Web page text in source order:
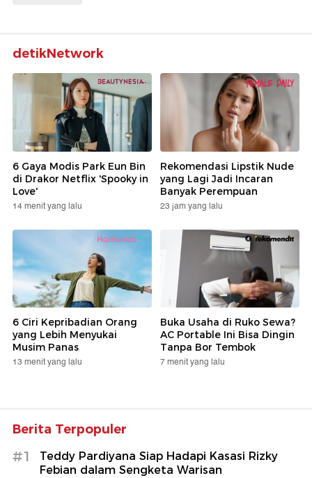
detikNetwork
6 Gaya Modis Park Eun Bin
di Drakor Netflix 'Spooky in
Love'
14 menit yang lalu
Rekomendasi Lipstik Nude
yang Lagi Jadi Incaran
Banyak Perempuan
23 jam yang lalu
6 Ciri Kepribadian Orang
yang Lebih Menyukai
Musim Panas
13 menit yang lalu
Buka Usaha di Ruko Sewa?
AC Portable Ini Bisa Dingin
Tanpa Bor Tembok
7 menit yang lalu
Berita Terpopuler
#1
Teddy Pardiyana Siap Hadapi Kasasi Rizky
Febian dalam Sengketa Warisan